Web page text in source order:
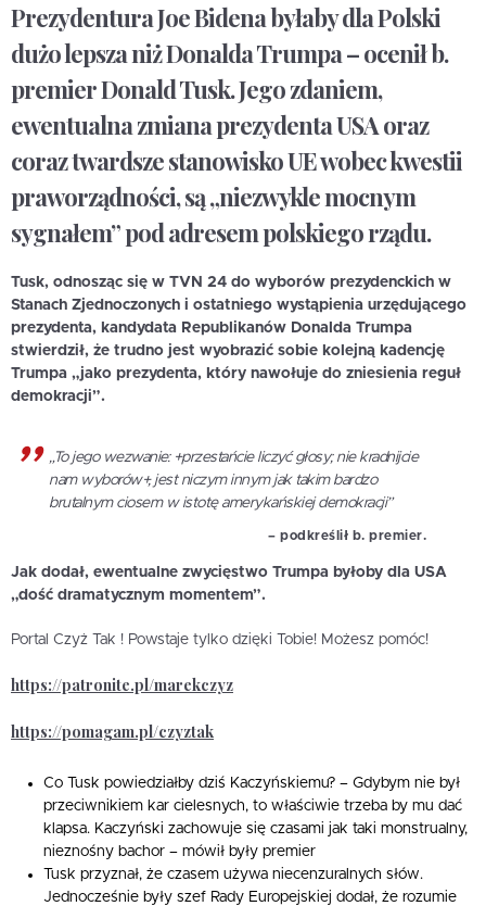
Prezydentura Joe Bidena byłaby dla Polski
dużo lepsza niż Donalda Trumpa – ocenił b.
premier Donald Tusk. Jego zdaniem,
ewentualna zmiana prezydenta USA oraz
coraz twardsze stanowisko UE wobec kwestii
praworządności, są „niezwykle mocnym
sygnałem” pod adresem polskiego rządu.
Tusk, odnosząc się w TVN 24 do wyborów prezydenckich w
Stanach Zjednoczonych i ostatniego wystąpienia urzędującego
prezydenta, kandydata Republikanów Donalda Trumpa
stwierdził, że trudno jest wyobrazić sobie kolejną kadencję
Trumpa „jako prezydenta, który nawołuje do zniesienia reguł
demokracji”.
„To jego wezwanie: +przestańcie liczyć głosy; nie kradnijcie
nam wyborów+, jest niczym innym jak takim bardzo
brutalnym ciosem w istotę amerykańskiej demokracji”
– podkreślił b. premier.
Jak dodał, ewentualne zwycięstwo Trumpa byłoby dla USA
„dość dramatycznym momentem”.
Portal Czyż Tak ! Powstaje tylko dzięki Tobie! Możesz pomóc!
https://patronite.pl/marekczyz
https://pomagam.pl/czyztak
Co Tusk powiedziałby dziś Kaczyńskiemu? – Gdybym nie był
przeciwnikiem kar cielesnych, to właściwie trzeba by mu dać
klapsa. Kaczyński zachowuje się czasami jak taki monstrualny,
nieznośny bachor – mówił były premier
Tusk przyznał, że czasem używa niecenzuralnych słów.
Jednocześnie były szef Rady Europejskiej dodał, że rozumie